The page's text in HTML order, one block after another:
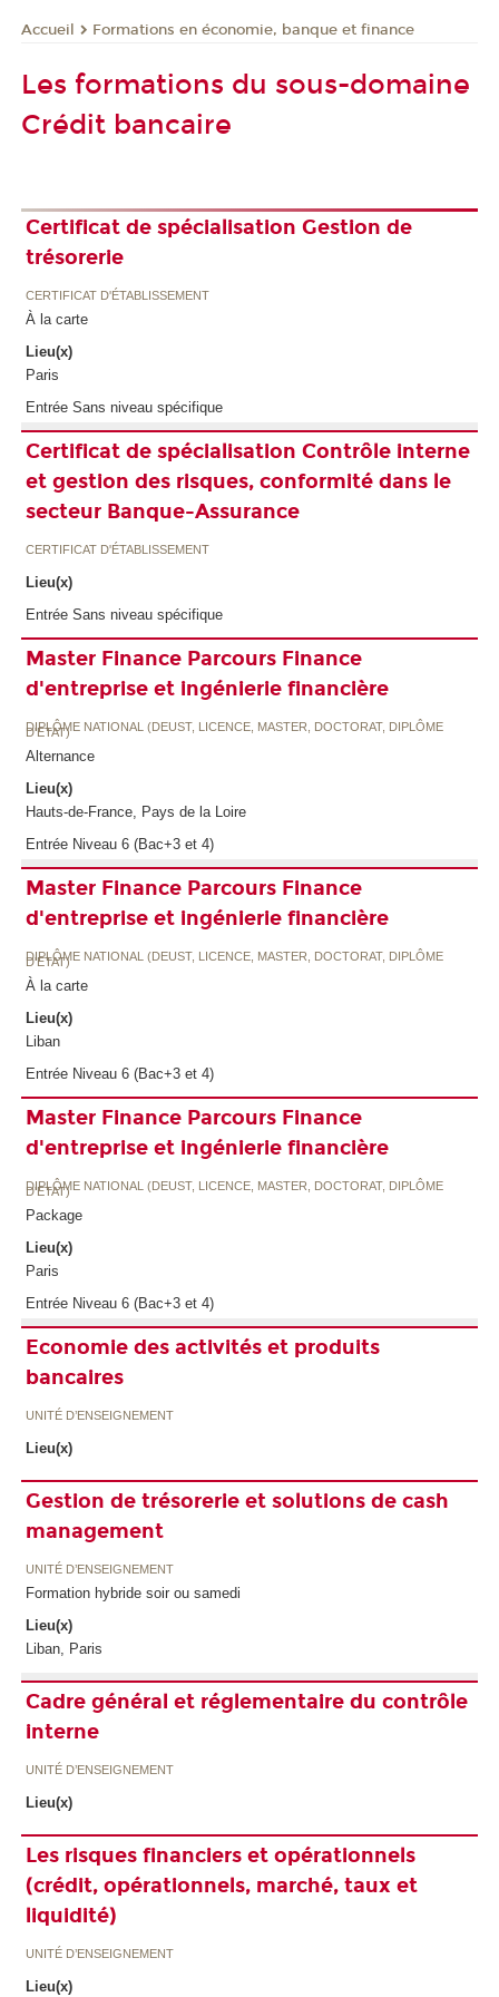
Accueil Formations en économie, banque et finance
Les formations du sous-domaine
Crédit bancaire
Certificat de spécialisation Gestion de
trésorerie
CERTIFICAT D'ÉTABLISSEMENT
À la carte
Lieu(x)
Paris
Entrée Sans niveau spécifique
Certificat de spécialisation Contrôle interne
et gestion des risques, conformité dans le
secteur Banque-Assurance
CERTIFICAT D'ÉTABLISSEMENT
Lieu(x)
Entrée Sans niveau spécifique
Master Finance Parcours Finance
d'entreprise et ingénierie financière
DIPLÔME NATIONAL (DEUST, LICENCE, MASTER, DOCTORAT, DIPLÔME
D'ETAT)
Alternance
Lieu(x)
Hauts-de-France, Pays de la Loire
Entrée Niveau 6 (Bac+3 et 4)
Master Finance Parcours Finance
d'entreprise et ingénierie financière
DIPLÔME NATIONAL (DEUST, LICENCE, MASTER, DOCTORAT, DIPLÔME
D'ETAT)
À la carte
Lieu(x)
Liban
Entrée Niveau 6 (Bac+3 et 4)
Master Finance Parcours Finance
d'entreprise et ingénierie financière
DIPLÔME NATIONAL (DEUST, LICENCE, MASTER, DOCTORAT, DIPLÔME
D'ETAT)
Package
Lieu(x)
Paris
Entrée Niveau 6 (Bac+3 et 4)
Economie des activités et produits
bancaires
UNITÉ D’ENSEIGNEMENT
Lieu(x)
Gestion de trésorerie et solutions de cash
management
UNITÉ D’ENSEIGNEMENT
Formation hybride soir ou samedi
Lieu(x)
Liban, Paris
Cadre général et réglementaire du contrôle
interne
UNITÉ D’ENSEIGNEMENT
Lieu(x)
Les risques financiers et opérationnels
(crédit, opérationnels, marché, taux et
liquidité)
UNITÉ D’ENSEIGNEMENT
Lieu(x)